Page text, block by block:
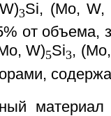
3Si, (Mo, W,
от объема,
W)5Si3,